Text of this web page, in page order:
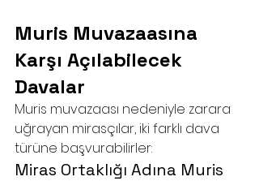
Muris Muvazaasına
Karşı Açılabilecek
Davalar
Muris muvazaası nedeniyle zarara
uğrayan mirasçılar, iki farklı dava
türüne başvurabilirler:
Miras Ortaklığı Adına Muris